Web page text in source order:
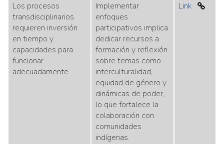
Los procesos
transdisciplinarios
requieren inversión
en tiempo y
capacidades para
funcionar
adecuadamente.
Implementar
enfoques
participativos implica
dedicar recursos a
formación y reflexión
sobre temas como
interculturalidad,
equidad de género y
dinámicas de poder,
lo que fortalece la
colaboración con
comunidades
indígenas.
Link